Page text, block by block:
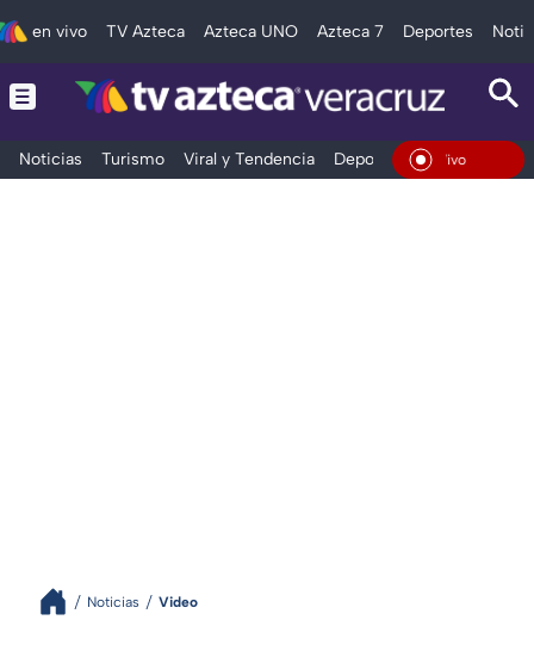
en vivo TV Azteca Azteca UNO Azteca 7 Deportes
Noticias Turismo Viral y Tendencia Deportes Espectáculos
En Vivo
Noticias Video